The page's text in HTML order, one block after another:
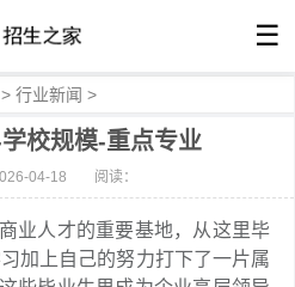
☰
> 行业新闻 >
校规模-重点专业
04-18 阅读：
业人才的重要基地，从这里毕
加上自己的努力打下了一片属